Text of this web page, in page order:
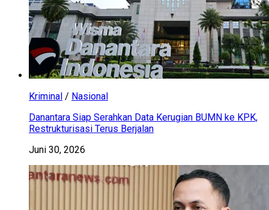
Kriminal / Nasional
Danantara Siap Serahkan Data Kerugian BUMN ke KPK,
Restrukturisasi Terus Berjalan
Juni 30, 2026